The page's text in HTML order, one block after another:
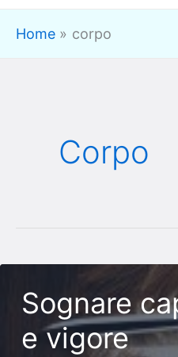
Home corpo
Corpo
Sognare
e vigore